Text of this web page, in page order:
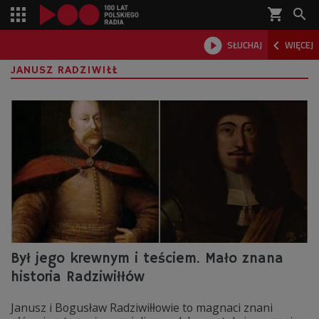
shopping_cart 
 SŁUCHAJ  WIĘCEJ

JANUSZ RADZIWIŁŁ
Był jego krewnym i teściem. Mało znana
historia Radziwiłłów
Janusz i Bogusław Radziwiłłowie to magnaci znani